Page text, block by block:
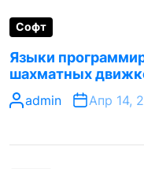
Софт
Языки
шахматных
admin Апр 14,